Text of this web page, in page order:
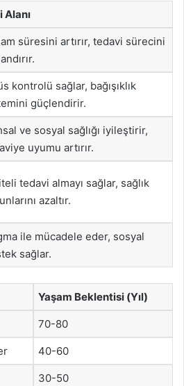
Alanı
süresini artırır, tedavi sürecini
kontrolü sağlar, bağışıklık
güçlendirir.
ve sosyal sağlığı iyileştirir,
uyumu artırır.
tedavi almayı sağlar, sağlık
azaltır.
ile mücadele eder, sosyal
sağlar.
Yaşam Beklentisi (Yıl)
70-80
40-60
30-50